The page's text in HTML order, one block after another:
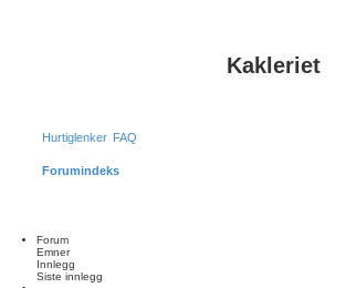
Kakleriet
Hurtiglenker FAQ
Forumindeks
Forum
Emner
Innlegg
Siste innlegg